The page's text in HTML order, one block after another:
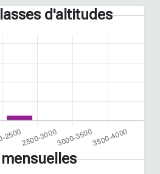
d'altitudes